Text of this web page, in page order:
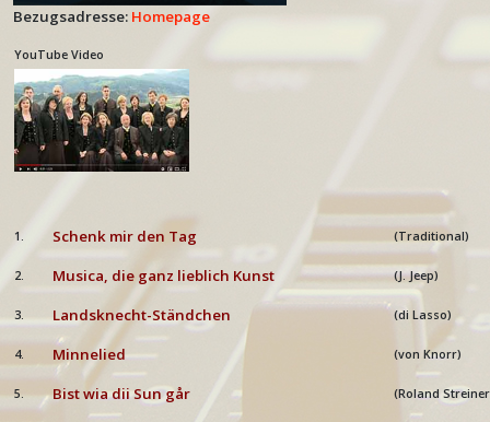
Bezugsadresse: Homepage
YouTube Video
1. Schenk mir den Tag (Traditional)
2. Musica, die ganz lieblich Kunst (J. Jeep)
3. Landsknecht-Ständchen (di Lasso)
4. Minnelied (von Knorr)
5. Bist wia dii Sun går (Roland